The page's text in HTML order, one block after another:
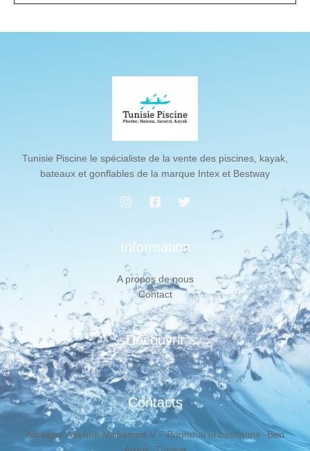
Tunisie Piscine le spécialiste de la vente des piscines, kayak,
bateaux et gonflables de la marque Intex et Bestway
Information
A propos de nous
Contact
Découvrir
Contacts
Adresse: Avenue Mohamed V – Boumhal el bassatine -Ben